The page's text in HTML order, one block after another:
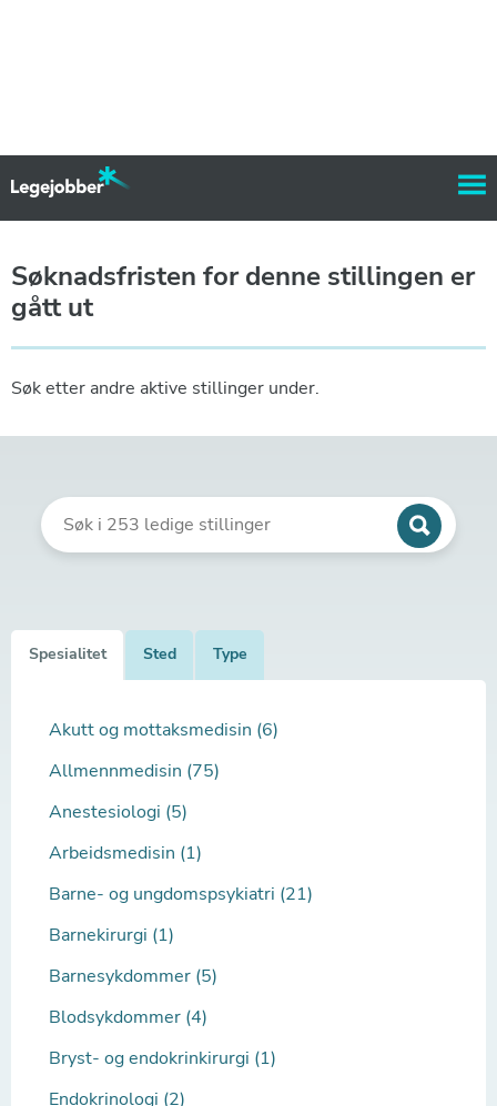
Søknadsfristen for denne stillingen er
gått ut
Søk etter andre aktive stillinger under.
Spesialitet Sted Type
Akutt og mottaksmedisin (6)
Allmennmedisin (75)
Anestesiologi (5)
Arbeidsmedisin (1)
Barne- og ungdomspsykiatri (21)
Barnekirurgi (1)
Barnesykdommer (5)
Blodsykdommer (4)
Bryst- og endokrinkirurgi (1)
Endokrinologi (2)